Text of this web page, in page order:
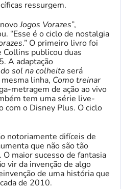
ressurgem.
Jogos Vorazes”,
“Esse é o ciclo de nostalgia
.” O primeiro livro foi
Collins publicou duas
A adaptação
sol na colheita será
linha, Como treinar
metragem de ação ao vivo
tem uma série live-
com o Disney Plus. O ciclo
notoriamente difíceis de
que não são tão
maior sucesso de fantasia
vir da invenção de algo
de uma história que
de 2010.